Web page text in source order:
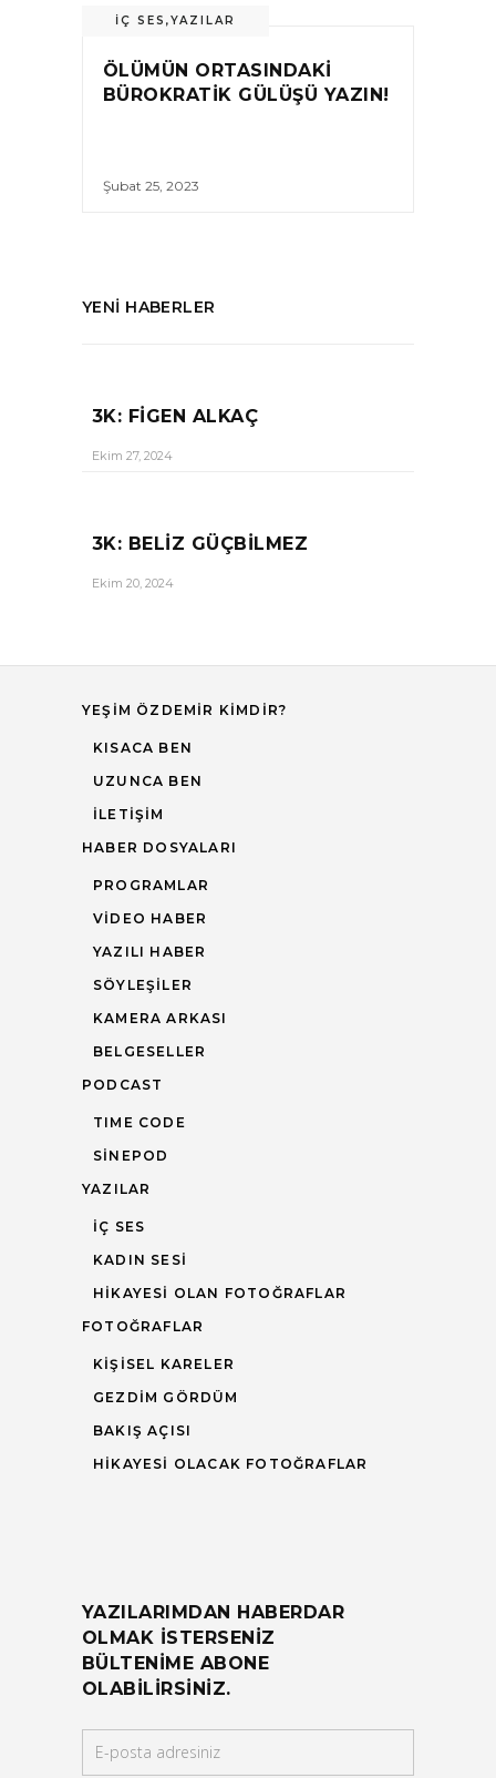
İÇ SES ,YAZILAR
ÖLÜMÜN ORTASINDAKI
BÜROKRATIK GÜLÜŞÜ YAZIN!
Şubat 25, 2023
YENI HABERLER
3K: FIGEN ALKAÇ
Ekim 27, 2024
3K: BELIZ GÜÇBILMEZ
Ekim 20, 2024
YEŞIM ÖZDEMIR KIMDIR?
KISACA BEN
UZUNCA BEN
İLETIŞIM
HABER DOSYALARI
PROGRAMLAR
VIDEO HABER
YAZILI HABER
SÖYLEŞILER
KAMERA ARKASI
BELGESELLER
PODCAST
TIME CODE
SINEPOD
YAZILAR
İÇ SES
KADIN SESI
HIKAYESI OLAN FOTOĞRAFLAR
FOTOĞRAFLAR
KIŞISEL KARELER
GEZDIM GÖRDÜM
BAKIŞ AÇISI
HIKAYESI OLACAK FOTOĞRAFLAR
YAZILARIMDAN HABERDAR
OLMAK ISTERSENIZ
BÜLTENIME ABONE
OLABILIRSINIZ.